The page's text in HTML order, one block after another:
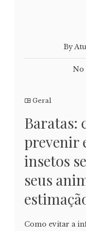
By
No
Geral
Baratas:
prevenir
insetos
seus
Como evitar a